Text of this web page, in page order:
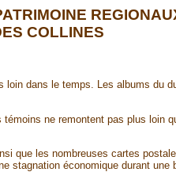
COLLINES
dans le temps. Les albums du
ne remontent pas plus
que les nombreuses cartes
économique durant